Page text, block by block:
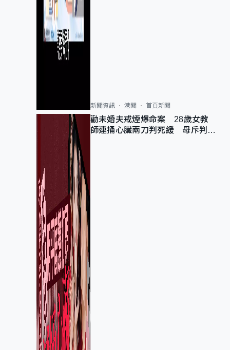
新聞資訊 港聞 首頁新聞
勸未婚夫戒煙爆命案 28歲女教
師連捅心臟兩刀判死緩 母斥判太